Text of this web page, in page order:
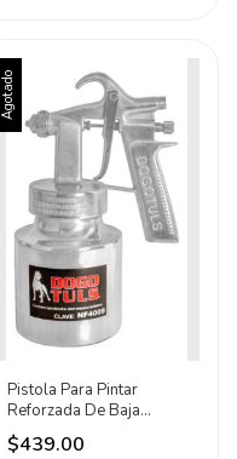
Agotado
Pistola Para Pintar
Reforzada De Baja
Presion Dogotuls
$439.00